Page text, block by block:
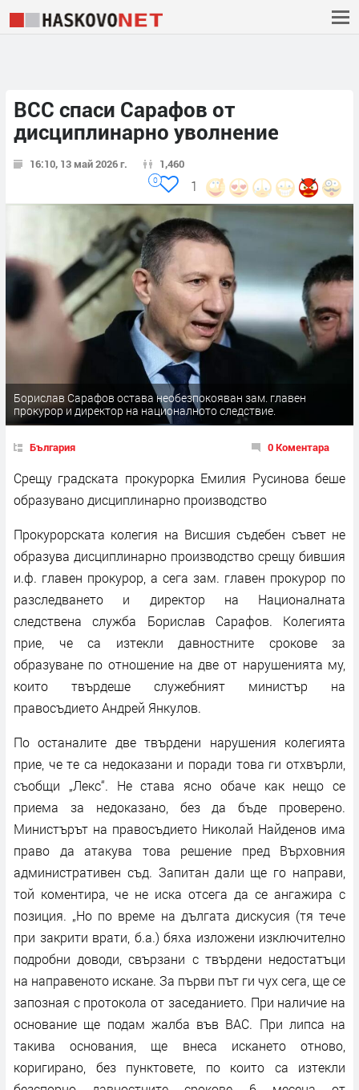
ВСС спаси Сарафов от
дисциплинарно уволнение
16:10, 13 май 2026 г. 1,460
1
0
Борислав Сарафов остава необезпокояван зам. главен
прокурор и директор на националното следствие.
България 0 Коментара
Срещу градската прокурорка Емилия Русинова беше
образувано дисциплинарно производство
Прокурорската колегия на Висшия съдебен съвет не
образува дисциплинарно производство срещу бившия
и.ф. главен прокурор, а сега зам. главен прокурор по
разследването и директор на Националната
следствена служба Борислав Сарафов. Колегията
прие, че са изтекли давностните срокове за
образуване по отношение на две от нарушенията му,
които твърдеше служебният министър на
правосъдието Андрей Янкулов.
По останалите две твърдени нарушения колегията
прие, че те са недоказани и поради това ги отхвърли,
съобщи „Лекс“. Не става ясно обаче как нещо се
приема за недоказано, без да бъде проверено.
Министърът на правосъдието Николай Найденов има
право да атакува това решение пред Върховния
административен съд. Запитан дали ще го направи,
той коментира, че не иска отсега да се ангажира с
позиция. „Но по време на дългата дискусия (тя тече
при закрити врати, б.а.) бяха изложени изключително
подробни доводи, свързани с твърдени недостатъци
на направеното искане. За първи път ги чух сега, ще се
запозная с протокола от заседанието. При наличие на
основание ще подам жалба във ВАС. При липса на
такива основания, ще внеса искането отново,
коригирано, без пунктовете, по които са изтекли